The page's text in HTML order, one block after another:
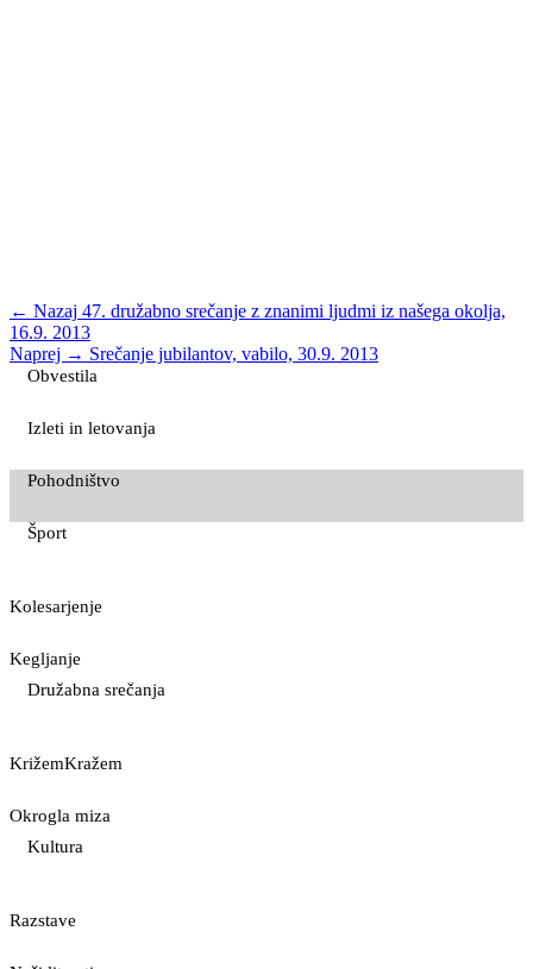
← Nazaj 47. družabno srečanje z znanimi ljudmi iz našega okolja,
16.9. 2013
Naprej → Srečanje jubilantov, vabilo, 30.9. 2013
Obvestila
Izleti in letovanja
Pohodništvo
Šport
Kolesarjenje
Kegljanje
Družabna srečanja
KrižemKražem
Okrogla miza
Kultura
Razstave